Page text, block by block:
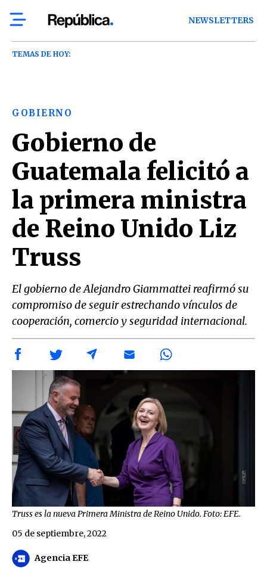
NEWSLETTERS
TEMAS DE HOY:
GOBIERNO
Gobierno de
Guatemala felicitó a
la primera ministra
de Reino Unido Liz
Truss
El gobierno de Alejandro Giammattei reafirmó su
compromiso de seguir estrechando vínculos de
cooperación, comercio y seguridad internacional.
Truss es la nueva Primera Ministra de Reino Unido. Foto: EFE.
Agencia EFE
05 de septiembre, 2022